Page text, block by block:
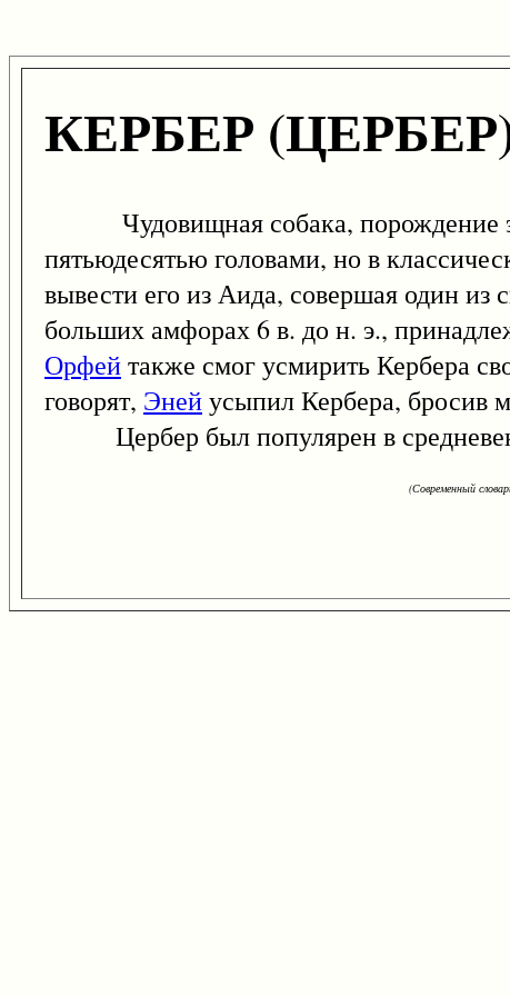
КЕРБЕР
Чудовищная собака, порождение
пятьюдесятью головами, но в
вывести его из Аида, совершая один из
больших амфорах 6 в. до н. э.,
Орфейтакже смог усмирить Кербера
говорят, Энейусыпил Кербера, бросив
Цербер был популярен в
(Современный